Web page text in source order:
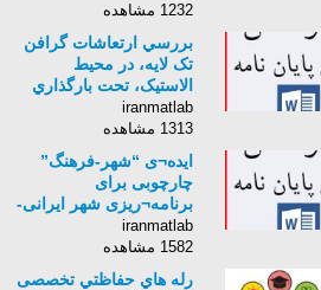
1232 مشاهده
بررسي ارتعاشات گرافن
تک لايه، در محیط
الاستيک، تحت بارگذاري
فشاري دومحوره
iranmatlab
1313 مشاهده
ایده¬ی “شهر-فرهنگ”
چارچوبی برای
برنامه¬ریزی شهر ایرانی-
اسلامی
iranmatlab
1582 مشاهده
رله هاي حفاظتي تخصصی